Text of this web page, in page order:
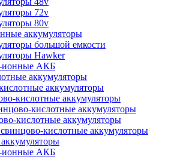
72v
80v
аккумуляторы
большой емкости
Hawker
ионные АКБ
аккумуляторы
аккумуляторы
кислотные аккумуляторы
кислотные аккумуляторы
кислотные аккумуляторы
кислотные аккумуляторы
ионные АКБ